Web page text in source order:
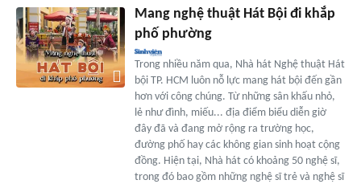
Mang nghệ thuật Hát Bội đi khắp
phố phường
Trong nhiều năm qua, Nhà hát Nghệ thuật Hát
bội TP. HCM luôn nỗ lực mang hát bội đến gần
hơn với công chúng. Từ những sân khấu nhỏ,
lẻ như đình, miếu... địa điểm biểu diễn giờ
đây đã và đang mở rộng ra trường học,
đường phố hay các không gian sinh hoạt cộng
đồng. Hiện tại, Nhà hát có khoảng 50 nghệ sĩ,
trong đó bao gồm những nghệ sĩ trẻ và nghệ sĩ